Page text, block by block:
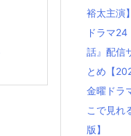
裕太主演】
ドラマ
話』配信
とめ【
金曜ドラ
こで見れ
版】